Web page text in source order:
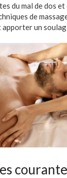
du mal de dos et
de
apporter un